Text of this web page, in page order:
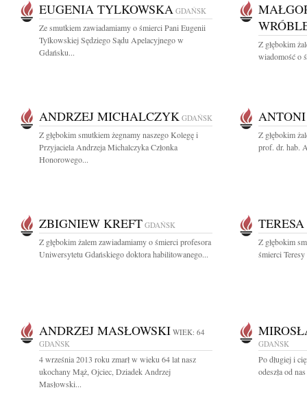
EUGENIA TYLKOWSKA GDAŃSK
Ze smutkiem zawiadamiamy o śmierci Pani Eugenii
Tylkowskiej Sędziego Sądu Apelacyjnego w
Gdańsku...
Z głębokim
wiadomość o
ANDRZEJ MICHALCZYK GDAŃSK
Z głębokim smutkiem żegnamy naszego Kolegę i
Przyjaciela Andrzeja Michalczyka Członka
Honorowego...
Z głębokim
prof. dr. hab.
ZBIGNIEW KREFT GDAŃSK
Z głębokim żalem zawiadamiamy o śmierci profesora
Uniwersytetu Gdańskiego doktora habilitowanego...
Z głębokim
śmierci
ANDRZEJ MASŁOWSKI WIEK: 64
GDAŃSK
4 września 2013 roku zmarł w wieku 64 lat nasz
ukochany Mąż, Ojciec, Dziadek Andrzej
Masłowski...
GDAŃSK
Po długiej i
odeszła od